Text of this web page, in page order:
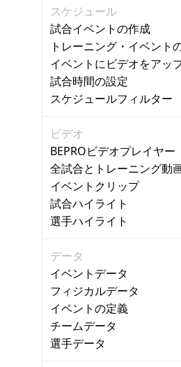
スケジュール
試合イベントの作成
トレーニング・イベント
イベントにビデオをアッ
試合時間の設定
スケジュールフィルター
ビデオ
BEPROビデオプレイヤー
全試合とトレーニング動
イベントクリップ
試合ハイライト
選手ハイライト
データ
イベントデータ
フィジカルデータ
イベントの定義
チームデータ
選手データ